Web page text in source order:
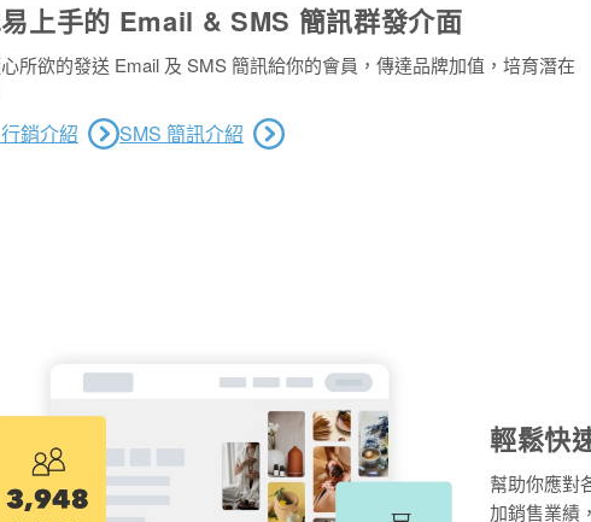
上手的 Email & SMS 簡訊群發介面
所欲的發送 Email 及 SMS 簡訊給你的會員，傳達品牌加值，培育潛在
銷介紹 SMS 簡訊介紹
輕鬆快
幫助你應對
加銷售業績